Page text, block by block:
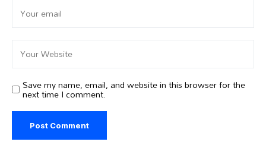
Save my name, email, and website in this browser for the
next time I comment.